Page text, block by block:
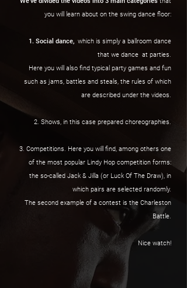
you will learn about on the swing dance floor:
1. Social dance, which is simply a ballroom dance
that we dance at parties.
Here you will also find typical party games and fun
such as jams, battles and steals, the rules of which
are described under the videos.
2. Shows, in this case prepared choreographies.
3. Competitions. Here you will find, among others one
of the most popular Lindy Hop competition forms:
the so-called Jack & Jilla (or Luck Of The Draw), in
which pairs are selected randomly.
The second example of a contest is the Charleston
Battle.
Nice watch!